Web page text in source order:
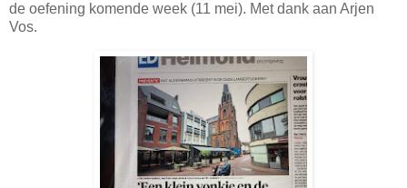
de oefening komende week (11 mei). Met dank aan Arjen
Vos.